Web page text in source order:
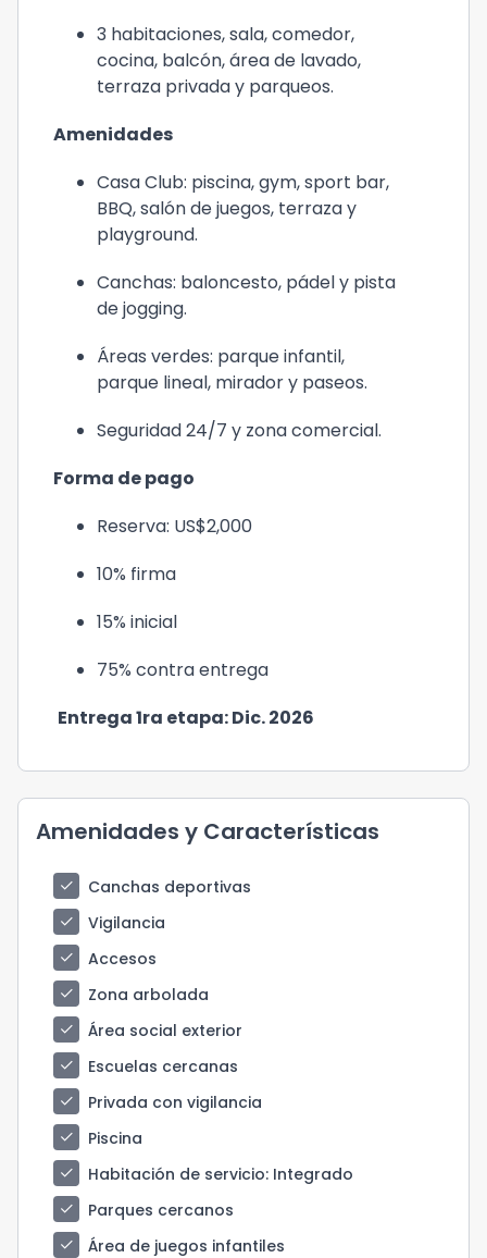
3 habitaciones, sala, comedor,
cocina, balcón, área de lavado,
terraza privada y parqueos.
Amenidades
Casa Club: piscina, gym, sport bar,
BBQ, salón de juegos, terraza y
playground.
Canchas: baloncesto, pádel y pista
de jogging.
Áreas verdes: parque infantil,
parque lineal, mirador y paseos.
Seguridad 24/7 y zona comercial.
Forma de pago
Reserva: US$2,000
10% firma
15% inicial
75% contra entrega
Entrega 1ra etapa: Dic. 2026
Amenidades y Características
check
Canchas deportivas
check
Vigilancia
check
Accesos
check
Zona arbolada
check
Área social exterior
check
Escuelas cercanas
check
Privada con vigilancia
check
Piscina
check
Habitación de servicio: Integrado
check
Parques cercanos
check
Área de juegos infantiles